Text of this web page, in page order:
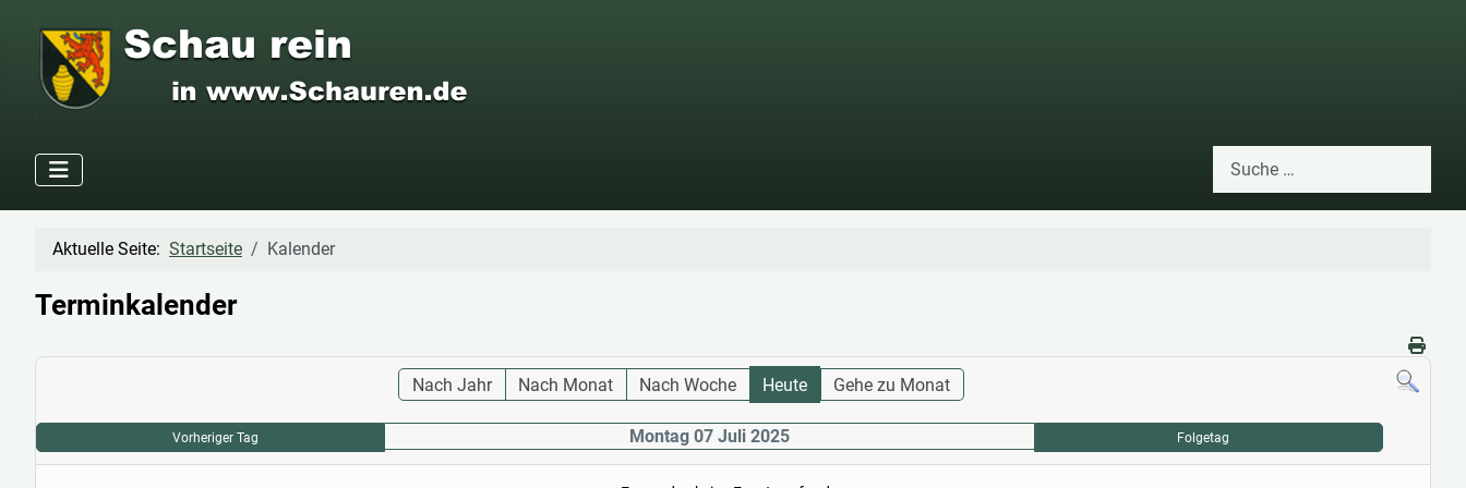
Suchen
Aktuelle Seite: Startseite Kalender
Terminkalender
Nach Jahr Nach Monat Nach Woche Heute Gehe zu Monat
Vorheriger Tag Montag 07 Juli 2025 Folgetag